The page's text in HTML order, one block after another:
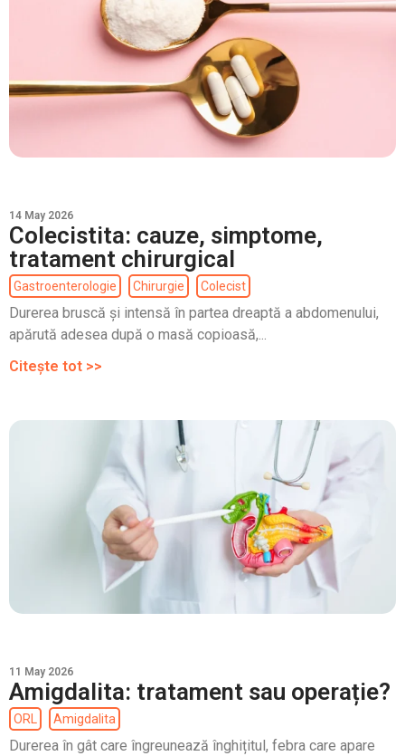
14 May 2026
Colecistita: cauze, simptome,
tratament chirurgical
Gastroenterologie Chirurgie Colecist
Durerea bruscă și intensă în partea dreaptă a abdomenului,
apărută adesea după o masă copioasă,...
Citește tot >>
11 May 2026
Amigdalita: tratament sau operație?
ORL Amigdalita
Durerea în gât care îngreunează înghițitul, febra care apare